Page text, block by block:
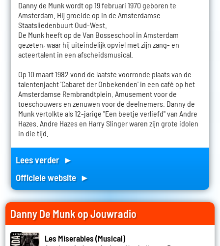
Danny de Munk wordt op 19 februari 1970 geboren te
Amsterdam. Hij groeide op in de Amsterdamse
Staatsliedenbuurt Oud-West.
De Munk heeft op de Van Bosseschool in Amsterdam
gezeten, waar hij uiteindelijk opviel met zijn zang- en
acteertalent in een afscheidsmusical.
Op 10 maart 1982 vond de laatste voorronde plaats van de
talentenjacht 'Cabaret der Onbekenden' in een café op het
Amsterdamse Rembrandtplein. Amusement voor de
toeschouwers en zenuwen voor de deelnemers. Danny de
Munk vertolkte als 12-jarige "Een beetje verliefd" van Andre
Hazes. Andre Hazes en Harry Slinger waren zijn grote idolen
in die tijd.
Lees verder ►
Officiele website ►
Danny De Munk op Jouwradio
Les Miserables (Musical)